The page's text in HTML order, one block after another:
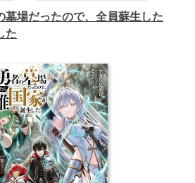
墓場だったので、全員蘇生した
た